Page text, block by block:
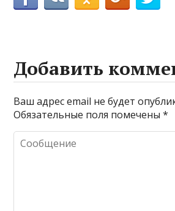
Добавить
Ваш адрес email не будет
Обязательные поля помечены*